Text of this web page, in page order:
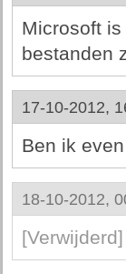
Microsoft
bestanden
17-10-2012,
Ben ik
18-10-2012,
[Verwijderd]